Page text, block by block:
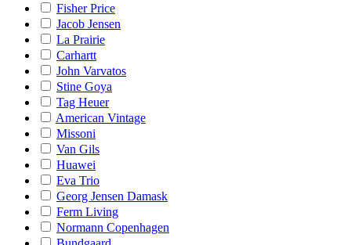
Fisher Price
Jacob Jensen
La Prairie
Carhartt
John Varvatos
Stine Goya
Tag Heuer
American Vintage
Missoni
Van Gils
Huawei
Eva Trio
Georg Jensen Damask
Ferm Living
Normann Copenhagen